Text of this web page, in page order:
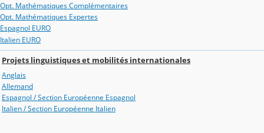
Opt. Mathématiques Complémentaires
Opt. Mathématiques Expertes
Espagnol EURO
Italien EURO
Projets linguistiques et mobilités internationales
Anglais
Allemand
Espagnol / Section Européenne Espagnol
Italien / Section Européenne Italien